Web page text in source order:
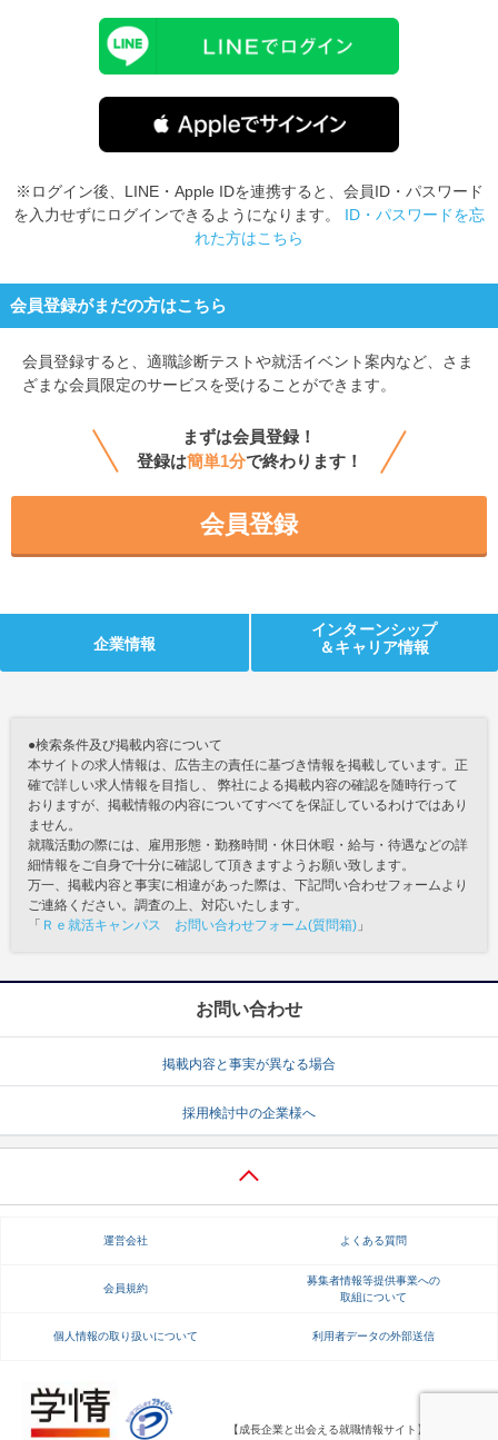
※ログイン後、LINE・Apple IDを連携すると、会員ID・パスワード
を入力せずにログインできるようになります。 ID・パスワードを忘
れた方はこちら
会員登録がまだの方はこちら
会員登録すると、 適職診断テストや就活イベント案内など、さま
ざまな会員限定のサービスを受けることができます。
まずは会員登録！
登録は簡単1分で終わります！
会員登録
企業情報
インターンシップ
＆キャリア情報
●検索条件及び掲載内容について
本サイトの求人情報は、広告主の責任に基づき情報を掲載しています。正
確で詳しい求人情報を目指し、 弊社による掲載内容の確認を随時行って
おりますが、掲載情報の内容についてすべてを保証しているわけではあり
ません。
就職活動の際には、雇用形態・勤務時間・休日休暇・給与・待遇などの詳
細情報をご自身で十分に確認して頂きますようお願い致します。
万一、掲載内容と事実に相違があった際は、下記問い合わせフォームより
ご連絡ください。調査の上、対応いたします。
「 Ｒｅ就活キャンパス お問い合わせフォーム(質問箱) 」
お問い合わせ
掲載内容と事実が異なる場合
採用検討中の企業様へ
運営会社 よくある質問
会員規約
募集者情報等提供事業への
取組について
個人情報の取り扱いについて 利用者データの外部送信
【成長企業と出会える就職情報サイト】